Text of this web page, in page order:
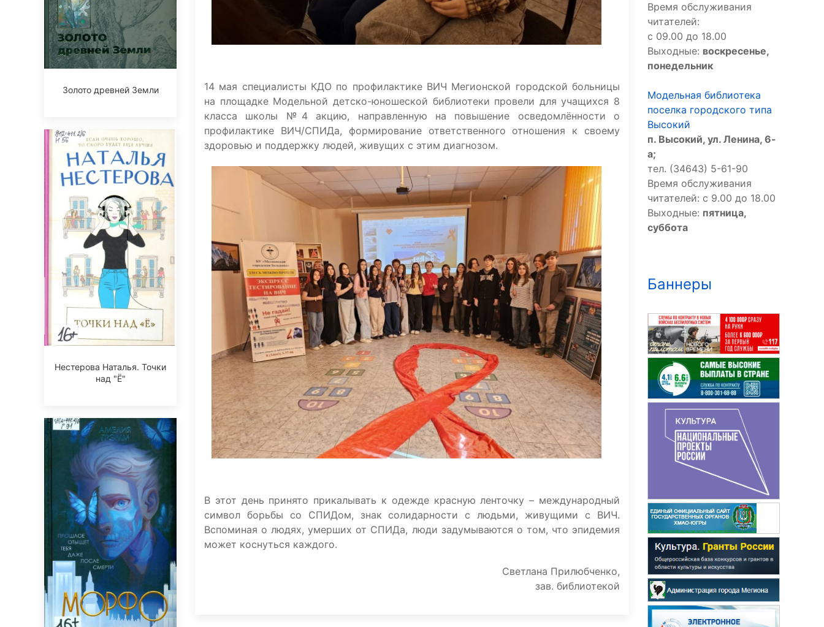
Золото древней Земли
Нестерова Наталья. Точки
над "Ё"
14 мая специалисты КДО по профилактике ВИЧ Мегионской городской больницы
на площадке Модельной детско-юношеской библиотеки провели для учащихся 8
класса школы №4 акцию, направленную на повышение осведомлённости о
профилактике ВИЧ/СПИДа, формирование ответственного отношения к своему
здоровью и поддержку людей, живущих с этим диагнозом.
В этот день принято прикалывать к одежде красную ленточку – международный
символ борьбы со СПИДом, знак солидарности с людьми, живущими с ВИЧ.
Вспоминая о людях, умерших от СПИДа, люди задумываются о том, что эпидемия
может коснуться каждого.
Светлана Прилюбченко,
зав. библиотекой
Время обслуживания
читателей:
с 09.00 до 18.00
Выходные: воскресенье,
понедельник
Модельная библиотека
поселка городского типа
Высокий
п. Высокий, ул. Ленина, 6-
а;
тел. (34643) 5-61-90
Время обслуживания
читателей: с 9.00 до 18.00
Выходные: пятница,
суббота
Баннеры